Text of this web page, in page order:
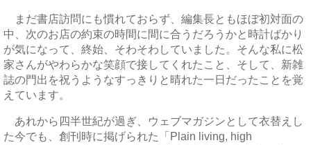
まだ書店訪問にも慣れておらず、編集長ともほぼ初対面の
中、次のお店の約束の時間に間に合うだろうかと時計ばかり
が気になって、終始、そわそわしていました。そんな私に松
家さんがやわらかな笑顔で接してくれたこと、そして、新雑
誌の門出を祝うようなすっきりと晴れた一日だったことを覚
えています。
あれから四半世紀が過ぎ、ウェブマガジンとして衣替えし
た今でも、創刊時に掲げられた「Plain living, high